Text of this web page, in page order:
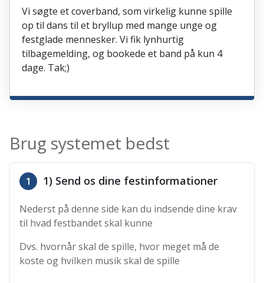
Vi søgte et coverband, som virkelig kunne spille
op til dans til et bryllup med mange unge og
festglade mennesker. Vi fik lynhurtig
tilbagemelding, og bookede et band på kun 4
dage. Tak;)
Brug systemet bedst
1 1) Send os dine festinformationer
Nederst på denne side kan du indsende dine krav
til hvad festbandet skal kunne
Dvs. hvornår skal de spille, hvor meget må de
koste og hvilken musik skal de spille